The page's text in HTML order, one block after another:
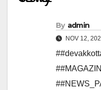
By admin
NOV 12,